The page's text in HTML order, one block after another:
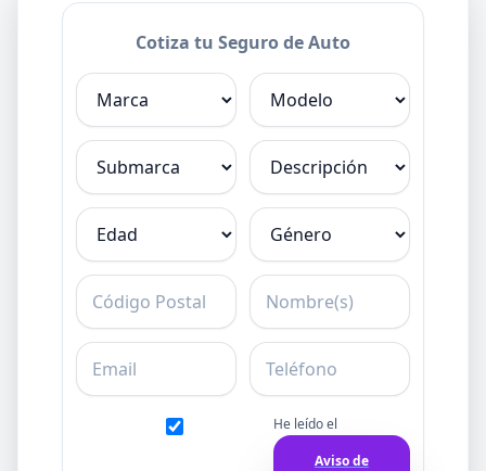
Cotiza tu Seguro de Auto
Marca
Modelo
Submarca Descripción
Edad Género
C.P. Nombre
Email Teléfono
He leído el
Aviso de